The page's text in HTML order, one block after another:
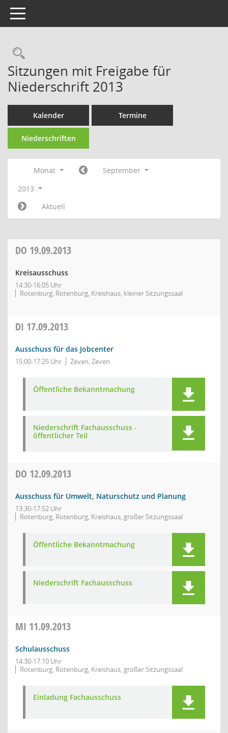
Toggle navigation
Rechercheauswahl
Sitzungen mit Freigabe für
Niederschrift 2013
Kalender Termine
Niederschriften
Monat
September
2013
Aktuell
DO 19.09.2013
Kreisausschuss
14:30-16:05 Uhr
Rotenburg, Rotenburg, Kreishaus, kleiner Sitzungssaal
DI 17.09.2013
Ausschuss für das Jobcenter
15:00-17:25 Uhr Zeven, Zeven
Öffentliche Bekanntmachung
Niederschrift Fachausschuss -
öffentlicher Teil
DO 12.09.2013
Ausschuss für Umwelt, Naturschutz und Planung
13:30-17:52 Uhr
Rotenburg, Rotenburg, Kreishaus, großer Sitzungssaal
Öffentliche Bekanntmachung
Niederschrift Fachausschuss
MI 11.09.2013
Schulausschuss
14:30-17:10 Uhr
Rotenburg, Rotenburg, Kreishaus, großer Sitzungssaal
Einladung Fachausschuss